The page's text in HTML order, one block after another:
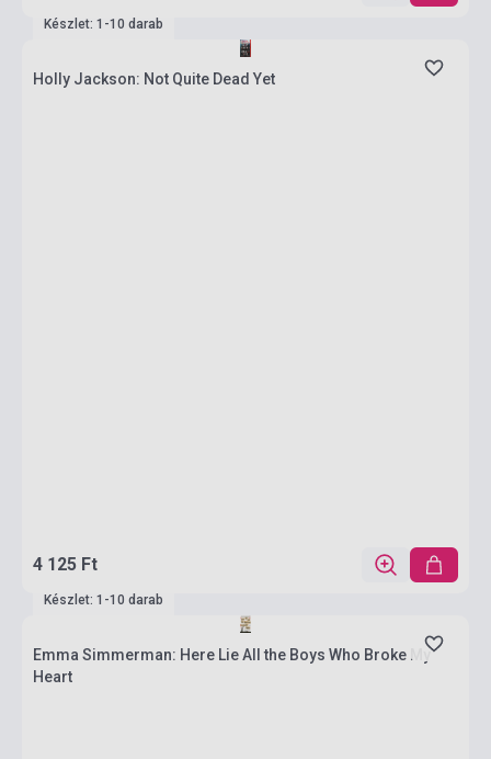
Készlet: 1-10 darab
Holly Jackson: Not Quite Dead Yet
4 125 Ft
Készlet: 1-10 darab
Emma Simmerman: Here Lie All the Boys Who Broke My
Heart